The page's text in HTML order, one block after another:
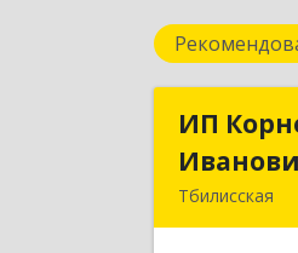
ИП
Тбилисская
ИП